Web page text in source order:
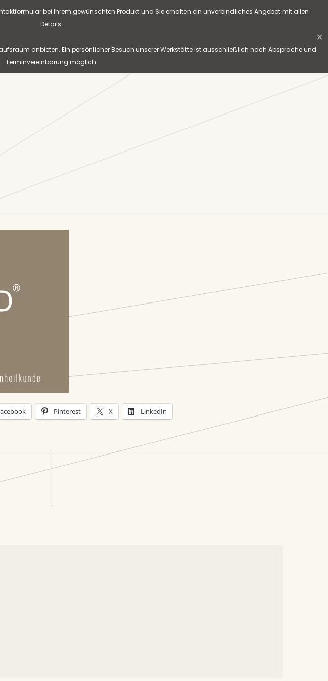
bei Ihrem gewünschten Produkt und Sie erhalten ein unverbindliches Angebot mit allen
Details.
anbieten. Ein persönlicher Besuch unserer Werkstätte ist ausschließlich nach Absprache und
Terminvereinbarung möglich.
✕
Pinterest X LinkedIn